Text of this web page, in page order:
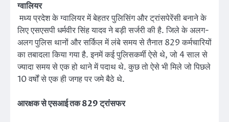
ग्वालियर
मध्य प्रदेश के ग्वालियर में बेहतर पुलिसिंग और ट्रांसपेरेंसी बनाने के
लिए एसएसपी धर्मवीर सिंह यादव ने बड़ी सर्जरी की है. जिले के अलग-
अलग पुलिस थानों और सर्किल में लंबे समय से तैनात 829 कर्मचारियों
का तबादला किया गया है. इनमें कई पुलिसकर्मी ऐसे थे, जो 4 साल से
ज्यादा समय से एक हो थाने में पदाथ थे. कुछ तो ऐसे भी मिले जो पिछले
10 वर्षों से एक ही जगह पर जमे बैठे थे.
आरक्षक से एसआई तक 829 ट्रांसफर